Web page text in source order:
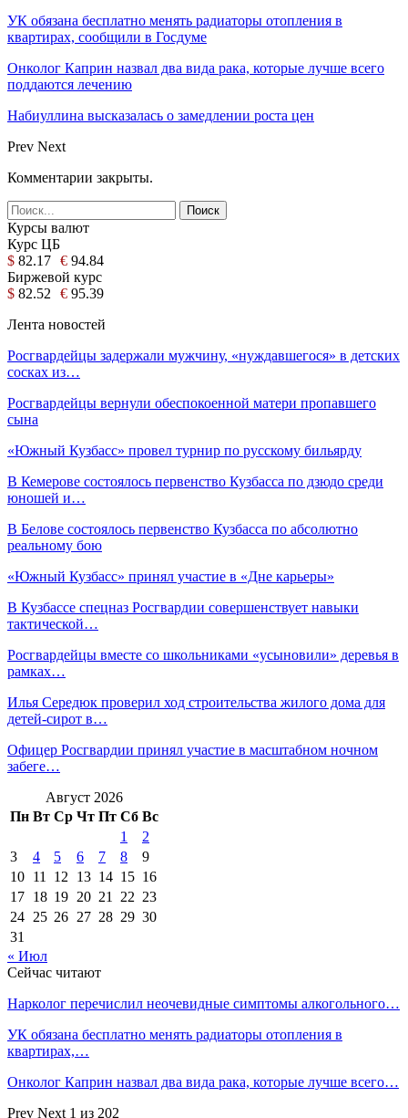
УК обязана бесплатно менять радиаторы отопления в
квартирах, сообщили в Госдуме
Онколог Каприн назвал два вида рака, которые лучше всего
поддаются лечению
Набиуллина высказалась о замедлении роста цен
Prev Next
Комментарии закрыты.
Курсы валют
Курс ЦБ
$ 82.17 € 94.84
Биржевой курс
$ 82.52 € 95.39
Лента новостей
Росгвардейцы задержали мужчину, «нуждавшегося» в детских
сосках из…
Росгвардейцы вернули обеспокоенной матери пропавшего
сына
«Южный Кузбасс» провел турнир по русскому бильярду
В Кемерове состоялось первенство Кузбасса по дзюдо среди
юношей и…
В Белове состоялось первенство Кузбасса по абсолютно
реальному бою
«Южный Кузбасс» принял участие в «Дне карьеры»
В Кузбассе спецназ Росгвардии совершенствует навыки
тактической…
Росгвардейцы вместе со школьниками «усыновили» деревья в
рамках…
Илья Середюк проверил ход строительства жилого дома для
детей-сирот в…
Офицер Росгвардии принял участие в масштабном ночном
забеге…
Август 2026
Пн Вт Ср Чт Пт Сб Вс
1
2
3
4 5 6 7 8
9
10 11 12 13 14 15 16
17 18 19 20 21 22 23
24 25 26 27 28 29 30
31
« Июл
Сейчас читают
Нарколог перечислил неочевидные симптомы алкогольного…
УК обязана бесплатно менять радиаторы отопления в
квартирах,…
Онколог Каприн назвал два вида рака, которые лучше всего…
Prev Next 1 из 202